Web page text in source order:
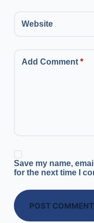
Website
Add Comment*
Save my name,
for the next time I
POST COMMENT